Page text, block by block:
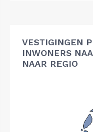
VESTIGINGEN
INWONERS
NAAR REGIO